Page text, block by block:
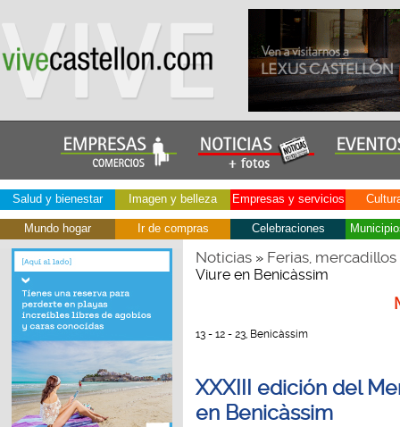
Salud y bienestar Imagen y belleza Empresas y servicios
Mundo hogar Ir de compras Celebraciones
Noticias» Ferias, mercadillos
Viure en Benicàssim
13 - 12 - 23, Benicàssim
XXXIII edición del
en Benicàssim